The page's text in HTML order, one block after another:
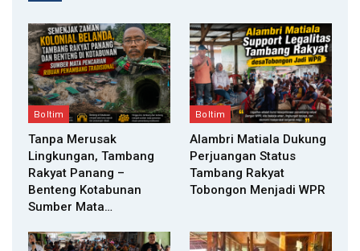
Boltim
Tanpa Merusak
Lingkungan, Tambang
Rakyat Panang –
Benteng Kotabunan
Sumber Mata…
Boltim
Alambri Matiala Dukung
Perjuangan Status
Tambang Rakyat
Tobongon Menjadi WPR